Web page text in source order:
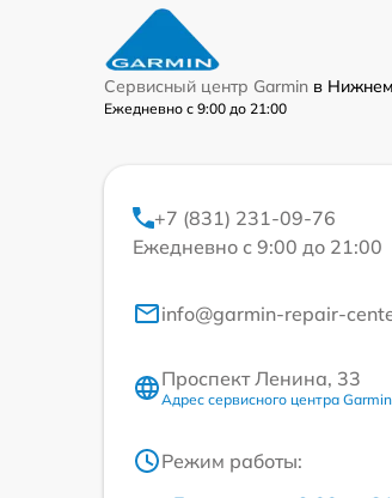
Сервисный центр Garmin в
Ежедневно с 9:00 до 21:00
+7 (831) 231-09-76
Ежедневно с 9:00 до 21:00
info@garmin-repair-
Проспект Ленина, 33
Адрес сервисного центра Garmin
Режим работы: